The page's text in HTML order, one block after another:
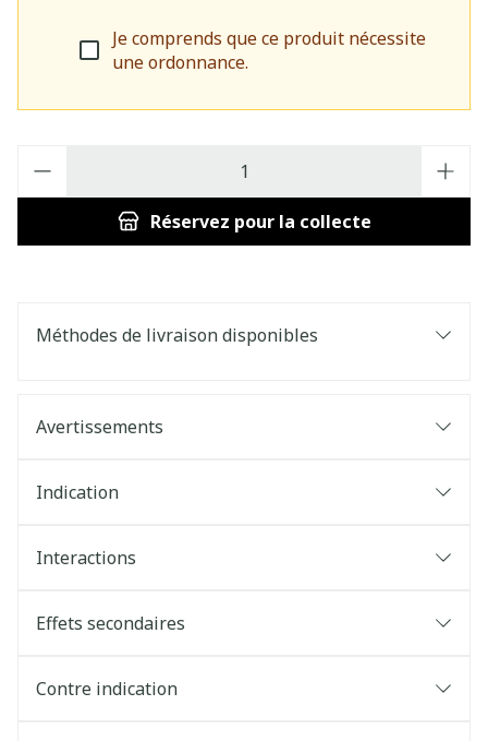
Je comprends que ce produit nécessite
une ordonnance.
Réservez pour la collecte
Méthodes de livraison disponibles
Avertissements
Indication
Interactions
Effets secondaires
Contre indication